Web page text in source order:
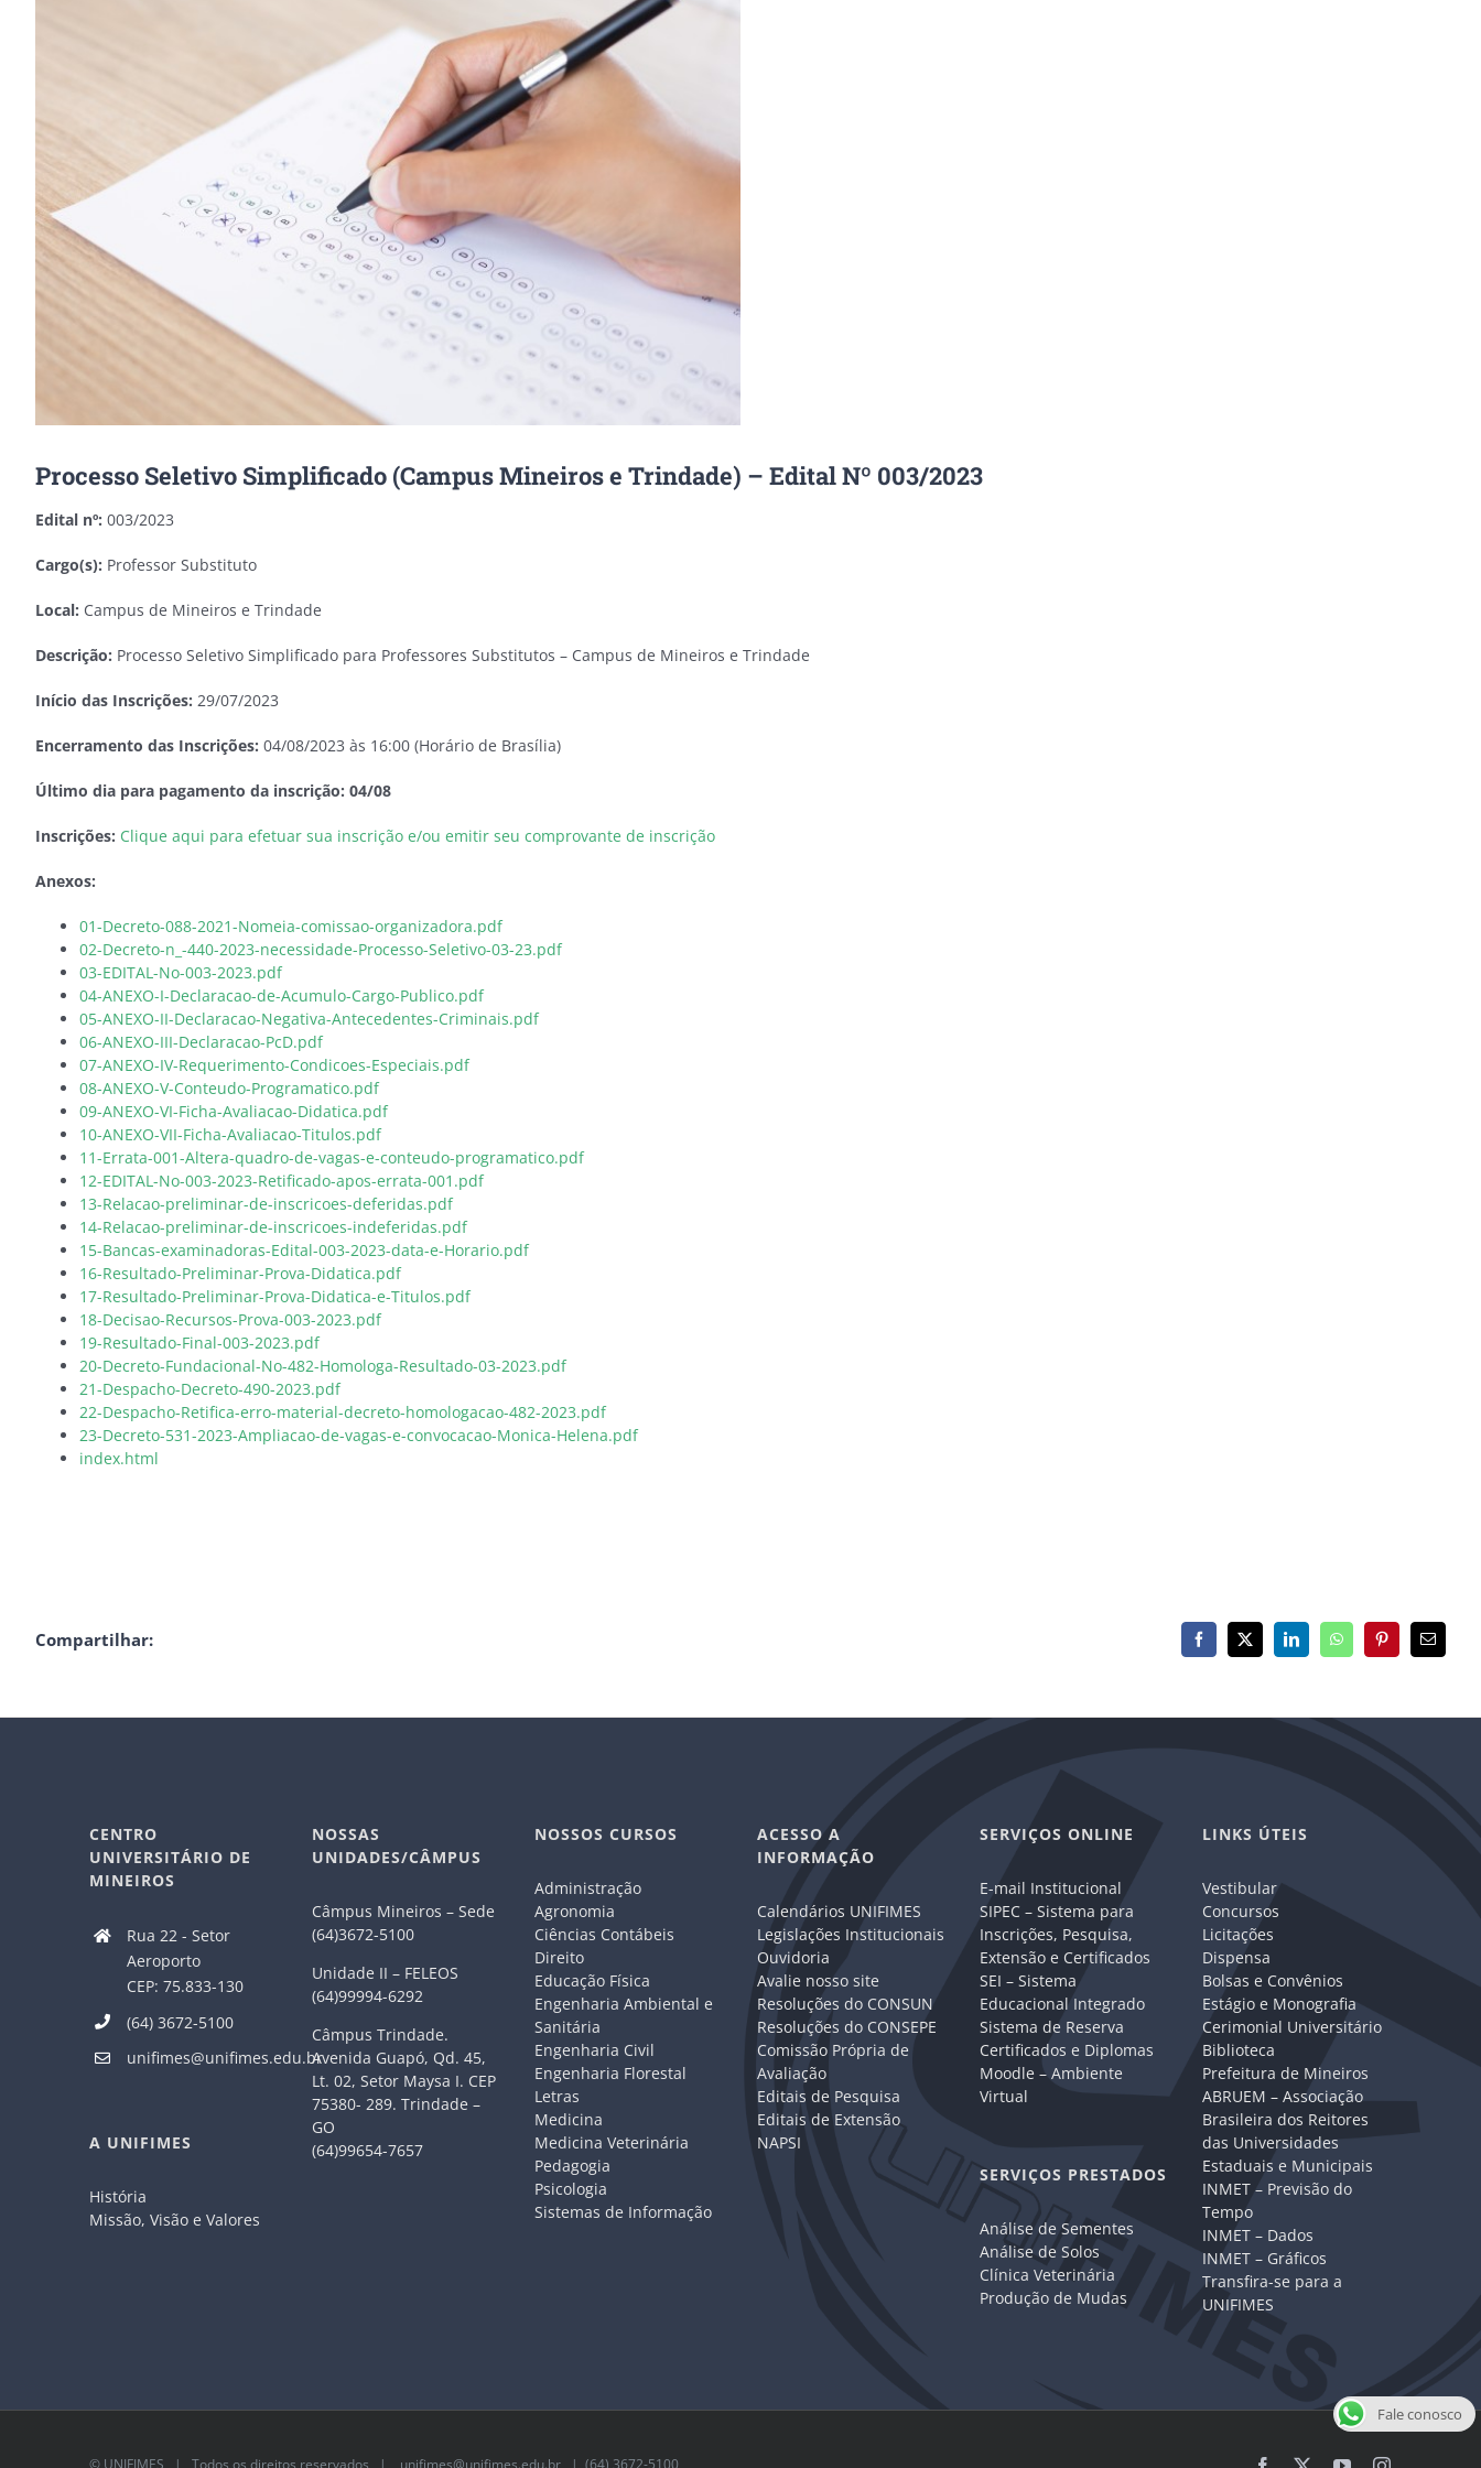
Processo Seletivo Simplificado (Campus Mineiros e Trindade) – Edital Nº 003/2023
Edital nº: 003/2023
Cargo(s): Professor Substituto
Local: Campus de Mineiros e Trindade
Descrição: Processo Seletivo Simplificado para Professores Substitutos – Campus de Mineiros e Trindade
Início das Inscrições: 29/07/2023
Encerramento das Inscrições: 04/08/2023 às 16:00 (Horário de Brasília)
Último dia para pagamento da inscrição: 04/08
Inscrições: Clique aqui para efetuar sua inscrição e/ou emitir seu comprovante de inscrição
Anexos:
01-Decreto-088-2021-Nomeia-comissao-organizadora.pdf
02-Decreto-n_-440-2023-necessidade-Processo-Seletivo-03-23.pdf
03-EDITAL-No-003-2023.pdf
04-ANEXO-I-Declaracao-de-Acumulo-Cargo-Publico.pdf
05-ANEXO-II-Declaracao-Negativa-Antecedentes-Criminais.pdf
06-ANEXO-III-Declaracao-PcD.pdf
07-ANEXO-IV-Requerimento-Condicoes-Especiais.pdf
08-ANEXO-V-Conteudo-Programatico.pdf
09-ANEXO-VI-Ficha-Avaliacao-Didatica.pdf
10-ANEXO-VII-Ficha-Avaliacao-Titulos.pdf
11-Errata-001-Altera-quadro-de-vagas-e-conteudo-programatico.pdf
12-EDITAL-No-003-2023-Retificado-apos-errata-001.pdf
13-Relacao-preliminar-de-inscricoes-deferidas.pdf
14-Relacao-preliminar-de-inscricoes-indeferidas.pdf
15-Bancas-examinadoras-Edital-003-2023-data-e-Horario.pdf
16-Resultado-Preliminar-Prova-Didatica.pdf
17-Resultado-Preliminar-Prova-Didatica-e-Titulos.pdf
18-Decisao-Recursos-Prova-003-2023.pdf
19-Resultado-Final-003-2023.pdf
20-Decreto-Fundacional-No-482-Homologa-Resultado-03-2023.pdf
21-Despacho-Decreto-490-2023.pdf
22-Despacho-Retifica-erro-material-decreto-homologacao-482-2023.pdf
23-Decreto-531-2023-Ampliacao-de-vagas-e-convocacao-Monica-Helena.pdf
index.html
Compartilhar: Facebook
X LinkedInWhatsAppPinterest
E-
mail
CENTRO
UNIVERSITÁRIO DE
MINEIROS
Rua 22 - Setor
Aeroporto
CEP: 75.833-130
(64) 3672-5100
unifimes@unifimes.edu.br
A UNIFIMES
História
Missão, Visão e Valores
NOSSAS
UNIDADES/CÂMPUS
Câmpus Mineiros – Sede
(64)3672-5100
Unidade II – FELEOS
(64)99994-6292
Câmpus Trindade.
Avenida Guapó, Qd. 45,
Lt. 02, Setor Maysa I. CEP
75380- 289. Trindade –
GO
(64)99654-7657
NOSSOS CURSOS
Administração
Agronomia
Ciências Contábeis
Direito
Educação Física
Engenharia Ambiental e
Sanitária
Engenharia Civil
Engenharia Florestal
Letras
Medicina
Medicina Veterinária
Pedagogia
Psicologia
Sistemas de Informação
ACESSO A
INFORMAÇÃO
Calendários UNIFIMES
Legislações Institucionais
Ouvidoria
Avalie nosso site
Resoluções do CONSUN
Resoluções do CONSEPE
Comissão Própria de
Avaliação
Editais de Pesquisa
Editais de Extensão
NAPSI
SERVIÇOS ONLINE
E-mail Institucional
SIPEC – Sistema para
Inscrições, Pesquisa,
Extensão e Certificados
SEI – Sistema
Educacional Integrado
Sistema de Reserva
Certificados e Diplomas
Moodle – Ambiente
Virtual
SERVIÇOS PRESTADOS
Análise de Sementes
Análise de Solos
Clínica Veterinária
Produção de Mudas
LINKS ÚTEIS
Vestibular
Concursos
Licitações
Dispensa
Bolsas e Convênios
Estágio e Monografia
Cerimonial Universitário
Biblioteca
Prefeitura de Mineiros
ABRUEM – Associação
Brasileira dos Reitores
das Universidades
Estaduais e Municipais
INMET – Previsão do
Tempo
INMET – Dados
INMET – Gráficos
Transfira-se para a
UNIFIMES
© UNIFIMES | Todos os direitos reservados | unifimes@unifimes.edu.br | (64) 3672-5100 Facebook YouTubeInstagram
Fale conosco